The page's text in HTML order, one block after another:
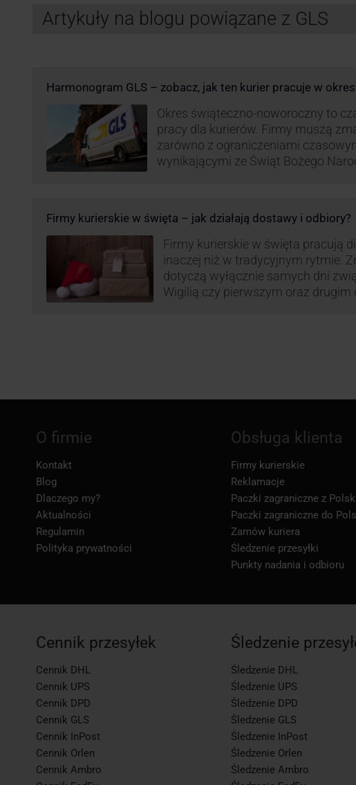
Artykuły na blogu powiązane z GLS
Harmonogram GLS – zobacz, jak ten kurier pracuje w
Okres świąteczno-noworoczny to
pracy dla kurierów. Firmy muszą
zarówno z ograniczeniami
wynikającymi ze Świąt Bożego
GLS na czas świąteczny!
Firmy kurierskie w święta – jak działają dostawy i odbiory?
Firmy kurierskie w święta pracują
inaczej niż w tradycyjnym rytmie.
dotyczą wyłącznie samych dni
Wigilią czy pierwszym oraz drugim
O firmie
Kontakt
Blog
Dlaczego my?
Aktualności
Regulamin
Polityka prywatności
Obsługa klienta
Firmy kurierskie
Reklamacje
Paczki zagraniczne z
Paczki zagraniczne do
Zamów kuriera
Śledzenie przesyłki
Punkty nadania i odbioru
Cennik przesyłek
Cennik DHL
Cennik UPS
Cennik DPD
Cennik GLS
Cennik InPost
Cennik Orlen
Cennik Ambro
Śledzenie
Śledzenie DHL
Śledzenie UPS
Śledzenie DPD
Śledzenie GLS
Śledzenie InPost
Śledzenie Orlen
Śledzenie Ambro